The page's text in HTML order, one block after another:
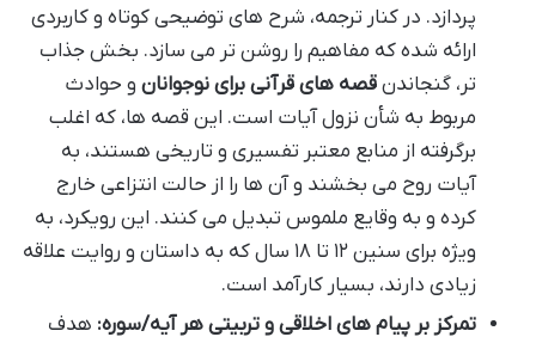
پردازد. در کنار ترجمه، شرح های توضیحی کوتاه و کاربردی
ارائه شده که مفاهیم را روشن تر می سازد. بخش جذاب
تر، گنجاندنقصه های قرآنی برای نوجوانان و حوادث
مربوط به شأن نزول آیات است. این قصه ها، که اغلب
برگرفته از منابع معتبر تفسیری و تاریخی هستند، به
آیات روح می بخشند و آن ها را از حالت انتزاعی خارج
کرده و به وقایع ملموس تبدیل می کنند. این رویکرد، به
ویژه برای سنین ۱۲ تا ۱۸ سال که به داستان و روایت علاقه
زیادی دارند، بسیار کارآمد است.
تمرکز بر پیام های اخلاقی و تربیتی هر آیه/سوره: هدف